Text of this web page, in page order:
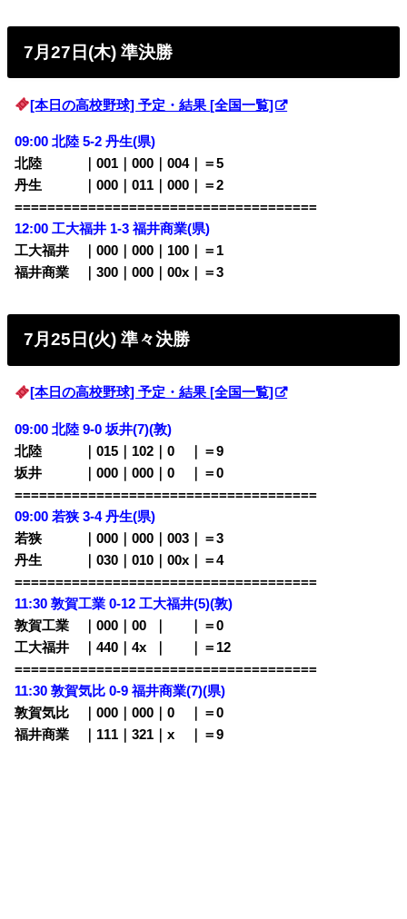
7月27日(木) 準決勝
[本日の高校野球] 予定・結果 [全国一覧]
09:00 北陸 5-2 丹生(県)
北陸 ｜001｜000｜004｜＝5
丹生 ｜000｜011｜000｜＝2
=====================================
12:00 工大福井 1-3 福井商業(県)
工大福井 ｜000｜000｜100｜＝1
福井商業 ｜300｜000｜00x｜＝3
7月25日(火) 準々決勝
[本日の高校野球] 予定・結果 [全国一覧]
09:00 北陸 9-0 坂井(7)(敦)
北陸 ｜015｜102｜0
｜＝9
坂井 ｜000｜000｜0
｜＝0
=====================================
09:00若狭 3-4 丹生(県)
若狭 ｜000｜000｜003｜＝3
丹生 ｜030｜010｜00x｜＝4
=====================================
11:30敦賀工業 0-12 工大福井(5)(敦)
敦賀工業 ｜000｜00
｜
｜＝0
工大福井 ｜440｜4x
｜
｜＝12
=====================================
11:30 敦賀気比 0-9 福井商業(7)(県)
敦賀気比 ｜000｜000｜0
｜＝0
福井商業 ｜111｜321｜x
｜＝9